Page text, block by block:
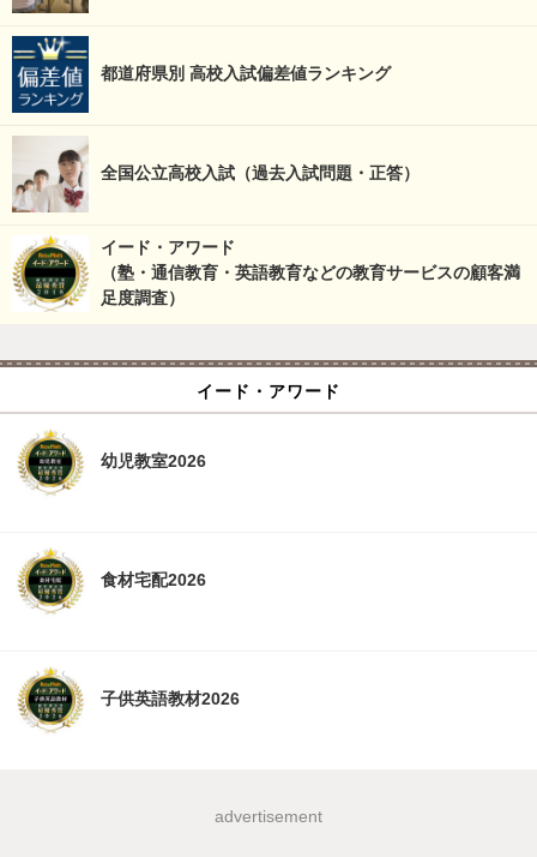
都道府県別 高校入試偏差値ランキング
全国公立高校入試（過去入試問題・正答）
イード・アワード
（塾・通信教育・英語教育などの教育サービスの顧客満
足度調査）
イード・アワード
幼児教室2026
食材宅配2026
子供英語教材2026
advertisement